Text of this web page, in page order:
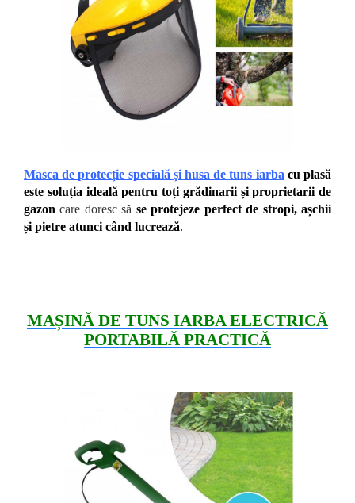
Masca de protecție specială și husa de tuns iarba cu plasă
este soluția ideală pentru toți grădinarii și proprietarii de
gazon care doresc să se protejeze perfect de stropi, așchii
și pietre atunci când lucrează.
MAȘINĂ DE TUNS IARBA ELECTRICĂ
PORTABILĂ PRACTICĂ